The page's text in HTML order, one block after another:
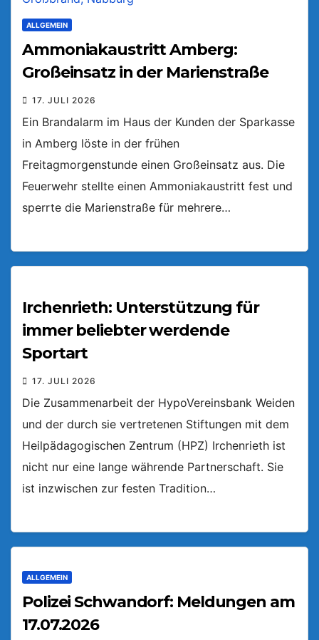
ALLGEMEIN
Ammoniakaustritt Amberg:
Großeinsatz in der Marienstraße
17. JULI 2026
Ein Brandalarm im Haus der Kunden der Sparkasse
in Amberg löste in der frühen
Freitagmorgenstunde einen Großeinsatz aus. Die
Feuerwehr stellte einen Ammoniakaustritt fest und
sperrte die Marienstraße für mehrere…
Irchenrieth: Unterstützung für
immer beliebter werdende
Sportart
17. JULI 2026
Die Zusammenarbeit der HypoVereinsbank Weiden
und der durch sie vertretenen Stiftungen mit dem
Heilpädagogischen Zentrum (HPZ) Irchenrieth ist
nicht nur eine lange währende Partnerschaft. Sie
ist inzwischen zur festen Tradition…
ALLGEMEIN
Polizei Schwandorf: Meldungen am
17.07.2026